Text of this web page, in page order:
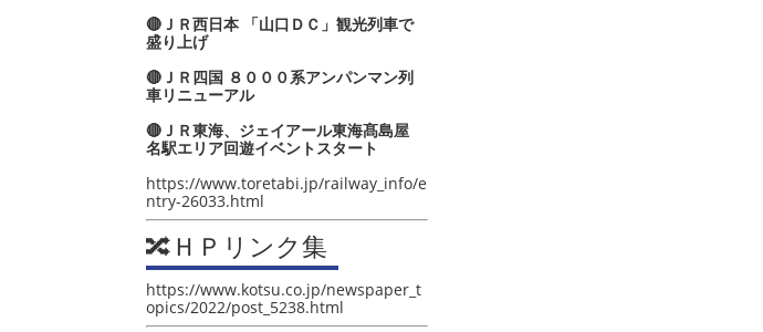
🔴ＪＲ西日本 「山口ＤＣ」観光列車で
盛り上げ
🔴ＪＲ四国 ８０００系アンパンマン列
車リニューアル
🔴ＪＲ東海、ジェイアール東海髙島屋
名駅エリア回遊イベントスタート
https://www.toretabi.jp/railway_info/e
ntry-26033.html
🔀ＨＰリンク集
https://www.kotsu.co.jp/newspaper_t
opics/2022/post_5238.html